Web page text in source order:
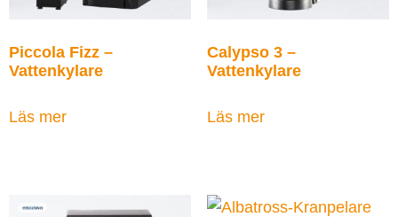
Piccola Fizz –
Vattenkylare
Läs mer
Calypso 3 –
Vattenkylare
Läs mer